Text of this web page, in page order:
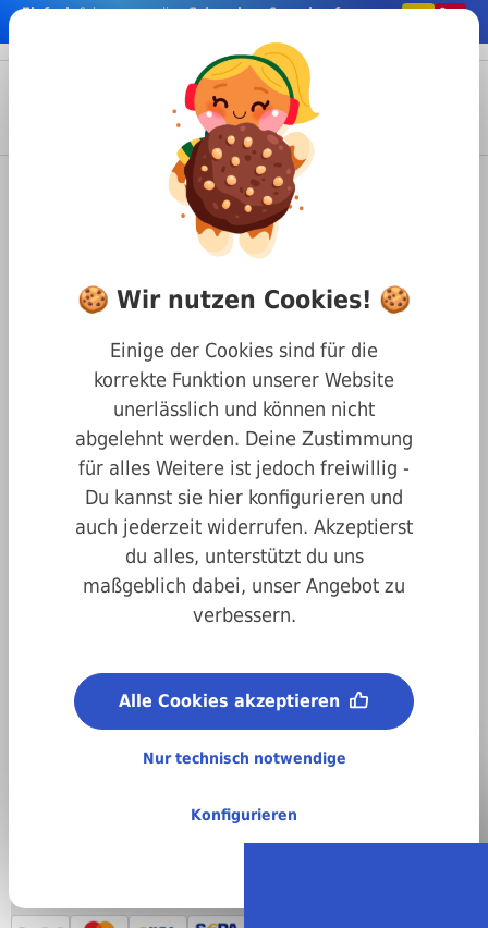
springen
Einfach& bequem onlineSchrauben & co. kaufen
Anmelden
Befestigungstechnik
Fischer Befestigungssysteme
Spreizdübel / Fisher
Fischer Nylon Dübel S5
Anzahl Preis pro VPE ( )
0,60 €*
(netto: 0,50 €)
(netto: 0,03 €)
🍪 Wir nutzen Cookies! 🍪
Einige der Cookies sind für die
korrekte Funktion unserer Website
unerlässlich und können nicht
abgelehnt werden. Deine Zustimmung
für alles Weitere ist jedoch freiwillig -
Du kannst sie hier konfigurieren und
auch jederzeit widerrufen. Akzeptierst
du alles, unterstützt du uns
maßgeblich dabei, unser Angebot zu
verbessern.
Alle Cookies akzeptieren
Nur technisch notwendige
Konfigurieren